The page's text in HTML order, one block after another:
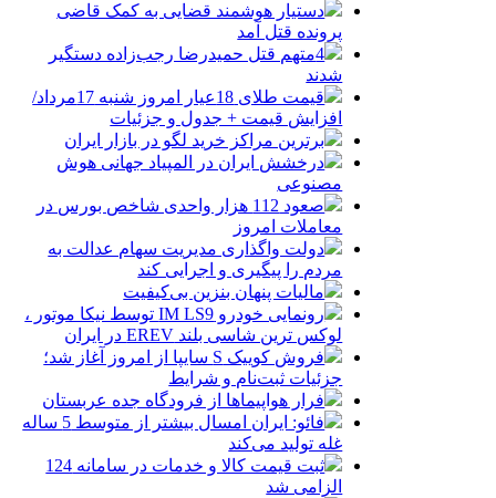
دستیار هوشمند قضایی به کمک قاضی
پرونده قتل آمد
4متهم قتل حمیدرضا رجب‌زاده دستگیر
شدند
قیمت طلای 18عیار امروز شنبه 17مرداد/
افزایش قیمت + جدول و جزئیات
برترین مراکز خرید لگو در بازار ایران
درخشش ایران در المپیاد جهانی هوش
مصنوعی
صعود 112 هزار واحدی شاخص بورس در
معاملات امروز
دولت واگذاری مدیریت سهام عدالت به
مردم را پیگیری و اجرایی کند
مالیات پنهان بنزین بی‌کیفیت
رونمایی خودرو IM LS9 توسط نیکا موتور ،
لوکس ترین شاسی بلند EREV در ایران
فروش کوییک S سایپا از امروز آغاز شد؛
جزئیات ثبت‌نام و شرایط
فرار هواپیماها از فرودگاه جده عربستان
فائو: ایران امسال بیشتر از متوسط 5 ساله
غله تولید می‌کند
ثبت قیمت کالا و خدمات در سامانه 124
الزامی شد